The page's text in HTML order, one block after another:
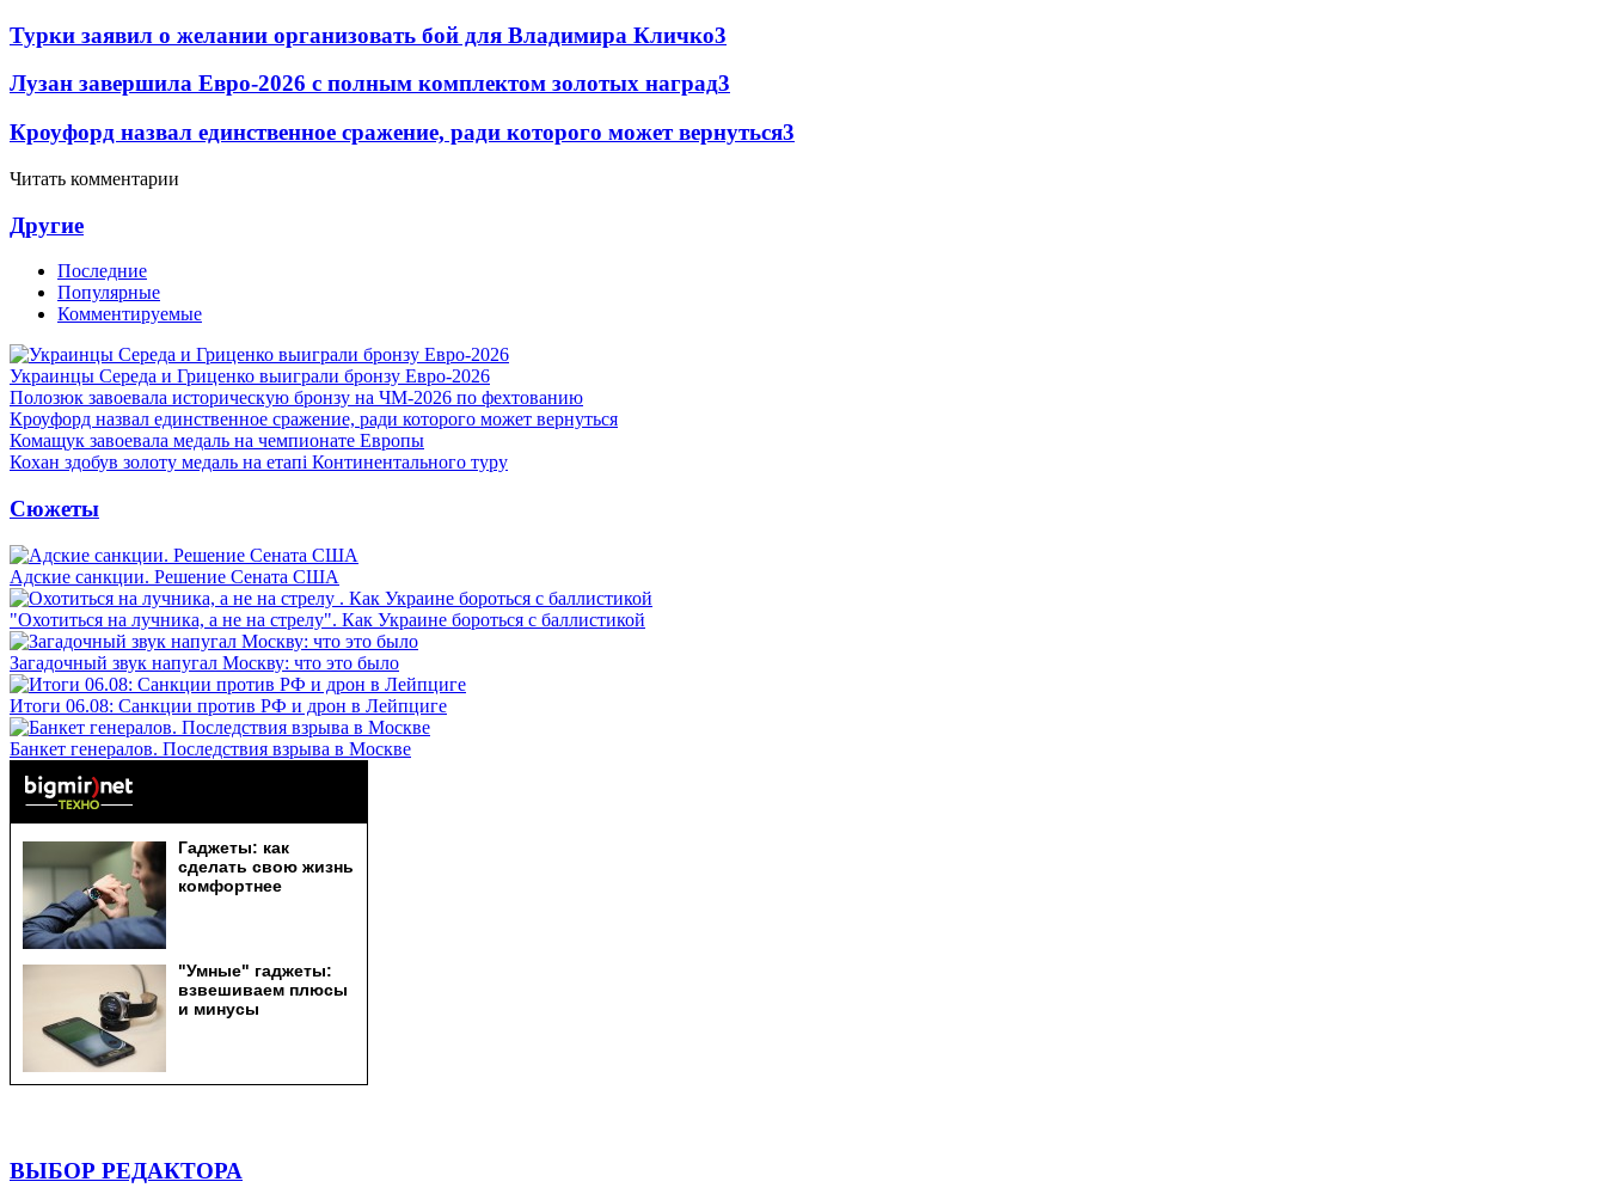
Турки заявил о желании организовать бой для Владимира Кличко3
Лузан завершила Евро-2026 с полным комплектом золотых наград3
Кроуфорд назвал единственное сражение, ради которого может вернуться3
Читать комментарии
Другие
Последние
Популярные
Комментируемые
Украинцы Середа и Гриценко выиграли бронзу Евро-2026
Полозюк завоевала историческую бронзу на ЧМ-2026 по фехтованию
Кроуфорд назвал единственное сражение, ради которого может вернуться
Комащук завоевала медаль на чемпионате Европы
Кохан здобув золоту медаль на етапі Континентального туру
Сюжеты
Адские санкции. Решение Сената США
"Охотиться на лучника, а не на стрелу". Как Украине бороться с баллистикой
Загадочный звук напугал Москву: что это было
Итоги 06.08: Санкции против РФ и дрон в Лейпциге
Банкет генералов. Последствия взрыва в Москве
ВЫБОР РЕДАКТОРА